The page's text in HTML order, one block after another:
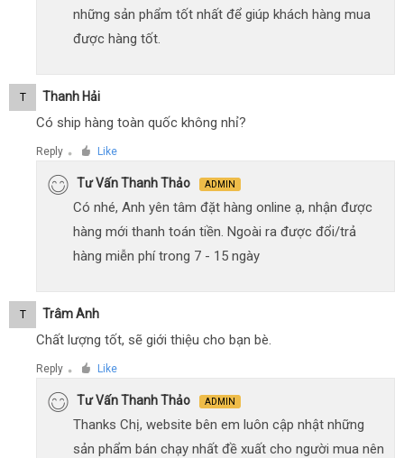
những sản phẩm tốt nhất để giúp khách hàng mua
được hàng tốt.
T Thanh Hải
Có ship hàng toàn quốc không nhỉ?
Reply ● Like
Tư Vấn Thanh Thảo ADMIN
Có nhé, Anh yên tâm đặt hàng online ạ, nhận được
hàng mới thanh toán tiền. Ngoài ra được đổi/trả
hàng miễn phí trong 7 - 15 ngày
T Trâm Anh
Chất lượng tốt, sẽ giới thiệu cho bạn bè.
Reply ● Like
Tư Vấn Thanh Thảo ADMIN
Thanks Chị, website bên em luôn cập nhật những
sản phẩm bán chạy nhất đề xuất cho người mua nên